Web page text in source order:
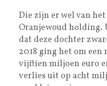
Die zijn er wel van
Oranjewoud
dat deze dochter
2018 ging het om een
vijftien miljoen euro
verlies uit op acht